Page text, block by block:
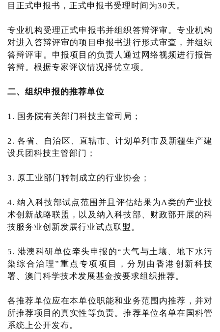
目正式申报书，正式申报书受理时间为30天。
专业机构受理正式申报书并组织答辩评审。专业机构
对进入答辩评审的项目申报书进行形式审查，并组织
答辩评审。申报项目的负责人通过网络视频进行报告
答辩。根据专家评议情况择优立项。
二、组织申报的推荐单位
1. 国务院有关部门科技主管司局；
2. 各省、自治区、直辖市、计划单列市及新疆生产建
设兵团科技主管部门；
3. 原工业部门转制成立的行业协会；
4. 纳入科技部试点范围并且评估结果为A类的产业技
术创新战略联盟，以及纳入科技部、财政部开展的科
技服务业创新发展行业试点联盟。
5. 港澳科研单位牵头申报的“大气与土壤、地下水污
染综合治理”重点专项项目，分别由香港创新科技
署、澳门科学技术发展基金按要求组织推荐。
各推荐单位应在本单位职能和业务范围内推荐，并对
所推荐项目的真实性等负责。推荐单位名单在国科管
系统上公开发布。